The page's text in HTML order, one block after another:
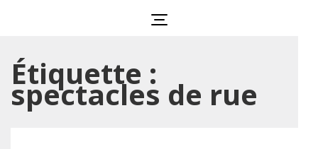
Étiquette :
spectacles de rue